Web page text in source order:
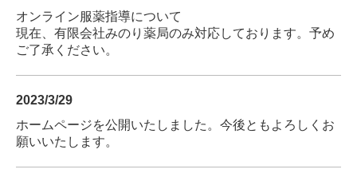
オンライン服薬指導について
現在、有限会社みのり薬局のみ対応しております。予め
ご了承ください。
2023/3/29
ホームページを公開いたしました。今後ともよろしくお
願いいたします。